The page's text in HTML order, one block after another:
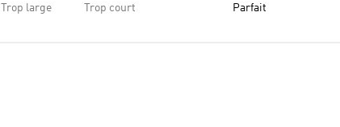
Trop large Trop court Parfait